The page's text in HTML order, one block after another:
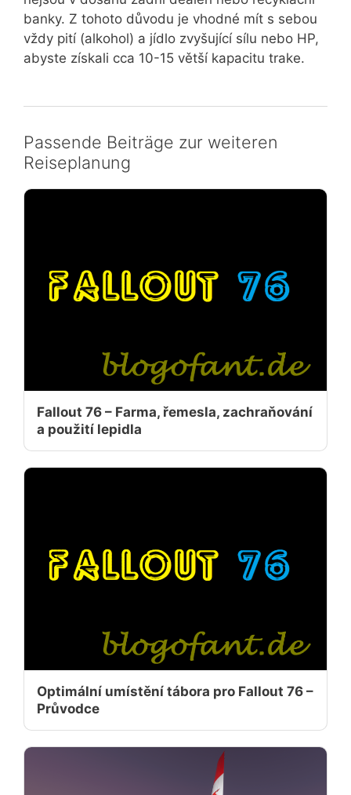
banky. Z tohoto důvodu je vhodné mít s sebou
vždy pití (alkohol) a jídlo zvyšující sílu nebo HP,
abyste získali cca 10-15 větší kapacitu trake.
Passende Beiträge zur weiteren
Reiseplanung
Fallout 76 – Farma, řemesla, zachraňování
a použití lepidla
Optimální umístění tábora pro Fallout 76 –
Průvodce